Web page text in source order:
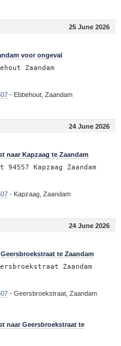
25 June 2026
voor ongeval
Zaandam
- Ebbehout, Zaandam
24 June 2026
naar Kapzaag te Zaandam
Kapzaag Zaandam
- Kapzaag, Zaandam
24 June 2026
te Zaandam
Zaandam
- Geersbroekstraat, Zaandam
naar Geersbroekstraat te